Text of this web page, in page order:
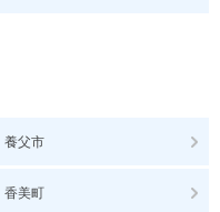
養父市
香美町